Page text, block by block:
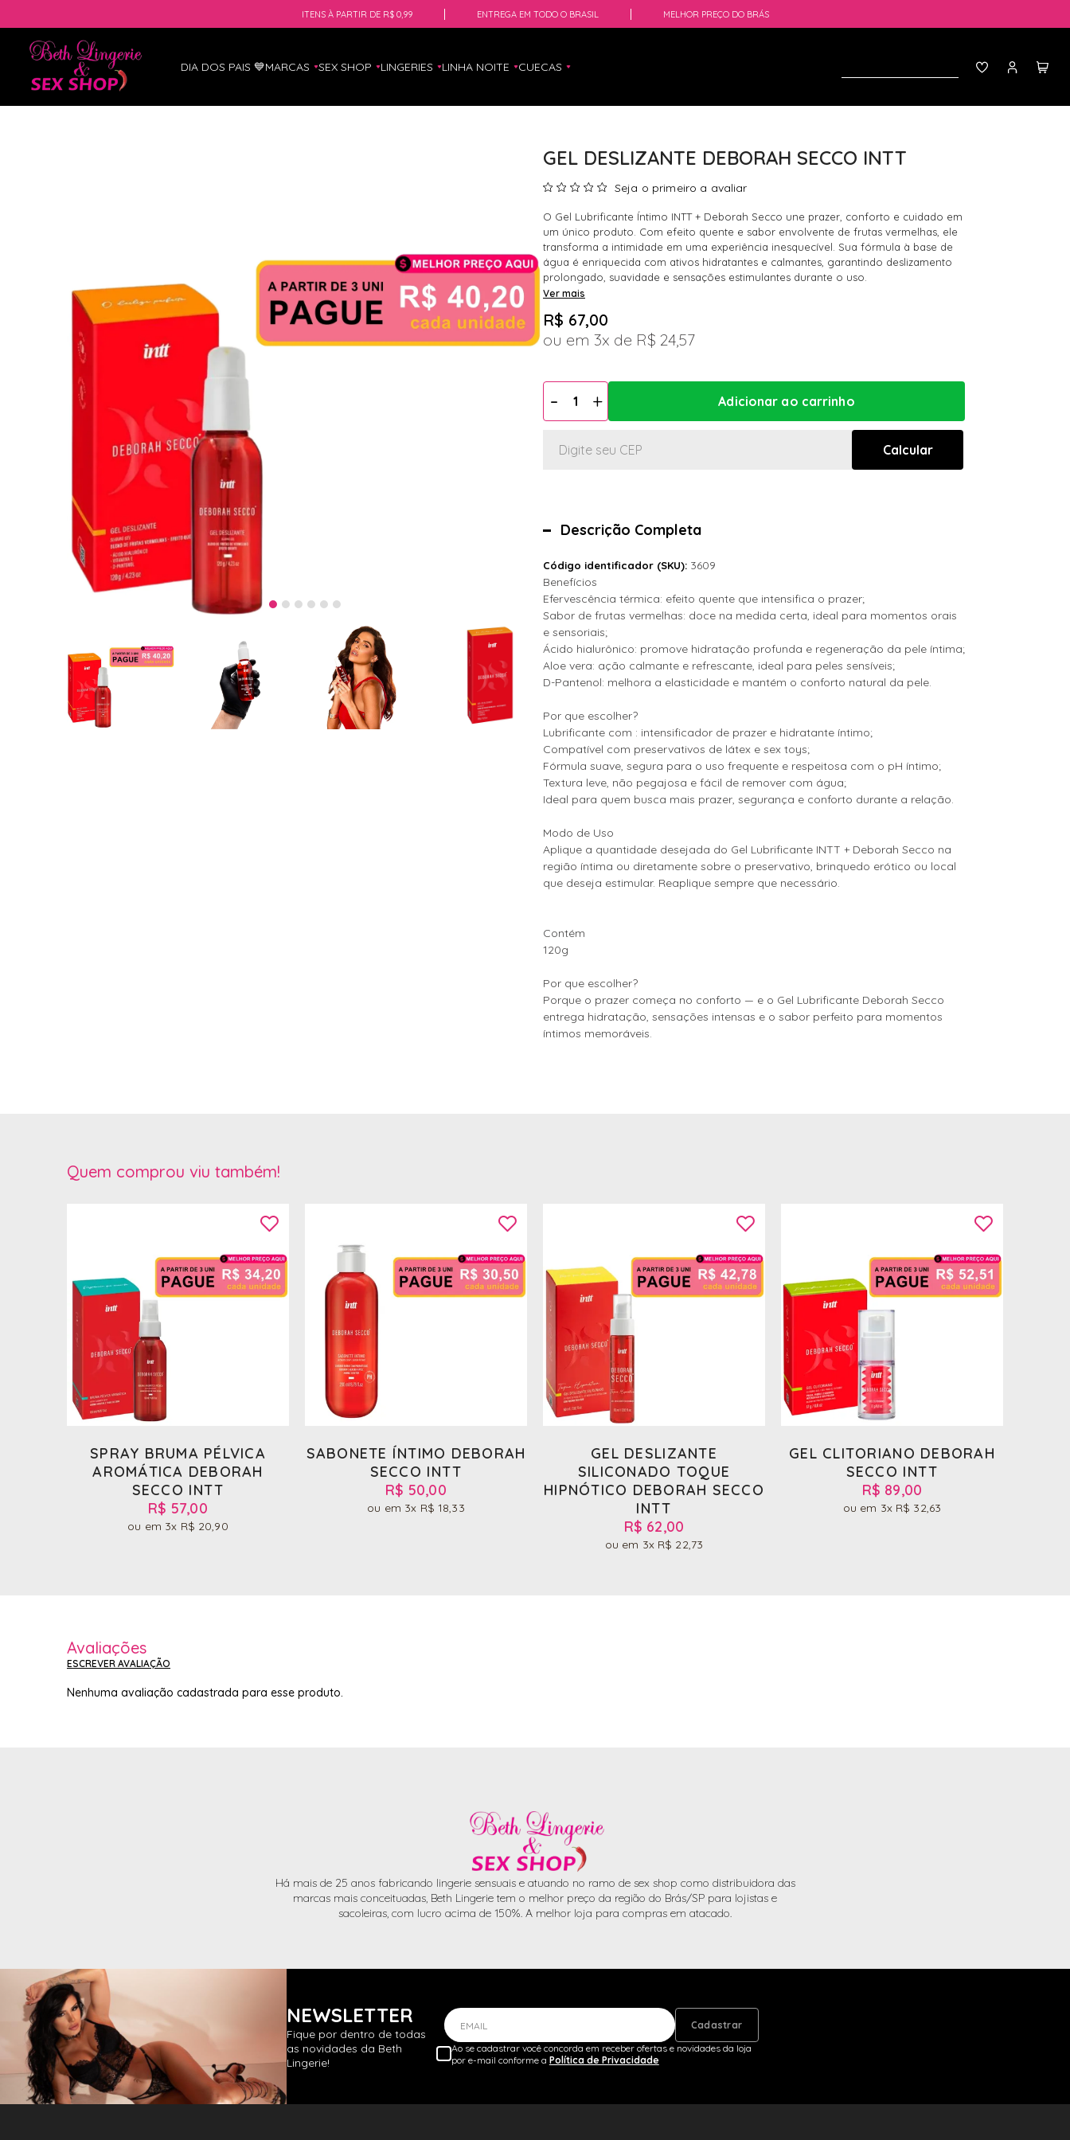
ITENS À PARTIR DE R$ 0,99 ENTREGA EM TODO O BRASIL MELHOR PREÇO DO BRÁS
DIA DOS PAIS 💙MARCAS SEX SHOP LINGERIES LINHA NOITE CUECAS
GEL DESLIZANTE DEBORAH SECCO INTT
Seja o primeiro a avaliar
O Gel Lubrificante Íntimo INTT + Deborah Secco une prazer, conforto e cuidado em
um único produto. Com efeito quente e sabor envolvente de frutas vermelhas, ele
transforma a intimidade em uma experiência inesquecível. Sua fórmula à base de
água é enriquecida com ativos hidratantes e calmantes, garantindo deslizamento
prolongado, suavidade e sensações estimulantes durante o uso.
Ver mais
R$ 67,00
3x
R$ 24,57
Descrição Completa
Código identificador (SKU): 3609
Benefícios
Efervescência térmica: efeito quente que intensifica o prazer;
Sabor de frutas vermelhas: doce na medida certa, ideal para momentos orais
e sensoriais;
Ácido hialurônico: promove hidratação profunda e regeneração da pele íntima;
Aloe vera: ação calmante e refrescante, ideal para peles sensíveis;
D-Pantenol: melhora a elasticidade e mantém o conforto natural da pele.
Por que escolher?
Lubrificante com : intensificador de prazer e hidratante íntimo;
Compatível com preservativos de látex e sex toys;
Fórmula suave, segura para o uso frequente e respeitosa com o pH íntimo;
Textura leve, não pegajosa e fácil de remover com água;
Ideal para quem busca mais prazer, segurança e conforto durante a relação.
Modo de Uso
Aplique a quantidade desejada do Gel Lubrificante INTT + Deborah Secco na
região íntima ou diretamente sobre o preservativo, brinquedo erótico ou local
que deseja estimular. Reaplique sempre que necessário.
Contém
120g
Por que escolher?
Porque o prazer começa no conforto — e o Gel Lubrificante Deborah Secco
entrega hidratação, sensações intensas e o sabor perfeito para momentos
íntimos memoráveis.
Quem comprou viu também!
SPRAY BRUMA PÉLVICA
AROMÁTICA DEBORAH
SECCO INTT
R$ 57,00
3x R$ 20,90
SABONETE ÍNTIMO DEBORAH
SECCO INTT
R$ 50,00
3x R$ 18,33
GEL DESLIZANTE
SILICONADO TOQUE
HIPNÓTICO DEBORAH SECCO
INTT
R$ 62,00
3x R$ 22,73
GEL CLITORIANO DEBORAH
SECCO INTT
R$ 89,00
3x R$ 32,63
Avaliações
ESCREVER AVALIAÇÃO
Nenhuma avaliação cadastrada para esse produto.
Há mais de 25 anos fabricando lingerie sensuais e atuando no ramo de sex shop como distribuidora das
marcas mais conceituadas, Beth Lingerie tem o melhor preço da região do Brás/SP para lojistas e
sacoleiras, com lucro acima de 150%. A melhor loja para compras em atacado.
NEWSLETTER
Fique por dentro de todas
as novidades da Beth
Lingerie!
EMAIL
Cadastrar
Ao se cadastrar você concorda em receber ofertas e novidades da loja
por e-mail conforme a Política de Privacidade